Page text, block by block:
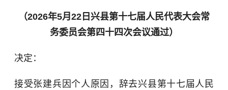
（2026年5月22日兴县第十七届人民代表大会常
务委员会第四十四次会议通过）
决定：
接受张建兵因个人原因，辞去兴县第十七届人民